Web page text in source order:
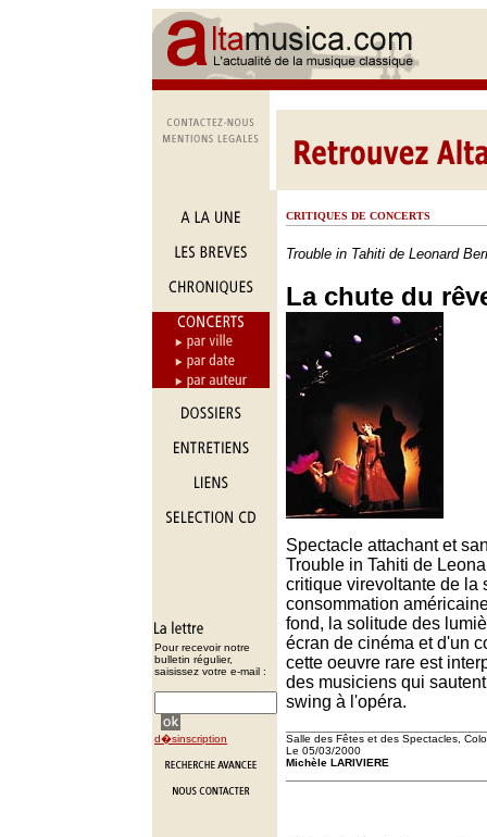
Pour recevoir notre
bulletin régulier,
saisissez votre e-mail :
d�sinscription
CRITIQUES DE CONCERTS
Trouble in Tahiti de Leonard
La chute du
Spectacle attachant et
Trouble in Tahiti de
critique virevoltante de la
consommation
fond, la solitude des
écran de cinéma et d'un
cette oeuvre rare est
des musiciens qui
swing à l'opéra.
Salle des Fêtes et des Spectacles,
Le 05/03/2000
Michèle LARIVIERE